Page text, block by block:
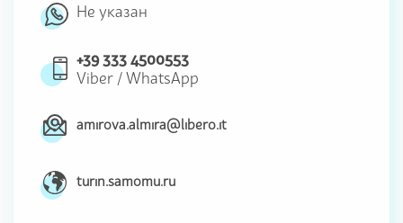
Не указан
+39 333 4500553
Viber / WhatsApp
amirova.almira@libero.it
turin.samomu.ru